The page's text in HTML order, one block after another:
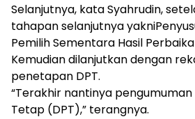
Selanjutnya, kata Syahrudin,
tahapan selanjutnya
Pemilih Sementara Hasil
Kemudian dilanjutkan dengan
penetapan DPT.
“Terakhir nantinya
Tetap (DPT),” terangnya.